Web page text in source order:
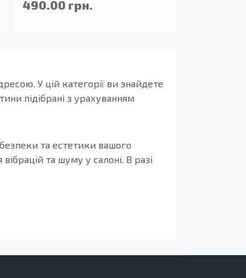
490.00 грн.
У цій категорії ви знайдете
підібрані з урахуванням
та естетики вашого
та шуму у салоні. В разі
Використання таких